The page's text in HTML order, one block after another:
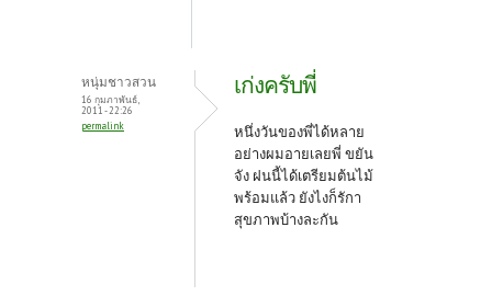
หนุ่มชาวสวน
16 กุมภาพันธ์,
2011 - 22:26
permalink
เก่งครับพี่
หนึ่งวันของพี่ได้หลาย
อย่างผมอายเลยพี่ ขยัน
จัง ฝนนี้ได้เตรียมต้นไม้
พร้อมแล้ว ยังไงก็รักา
สุขภาพบ้างละกัน